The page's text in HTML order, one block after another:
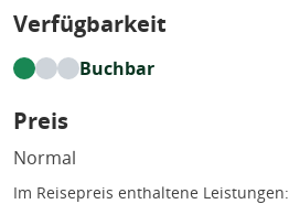
Verfügbarkeit
Buchbar
Preis
Normal
Im Reisepreis enthaltene Leistungen: